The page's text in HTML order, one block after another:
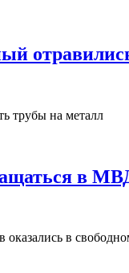
трубы на металл
в
в